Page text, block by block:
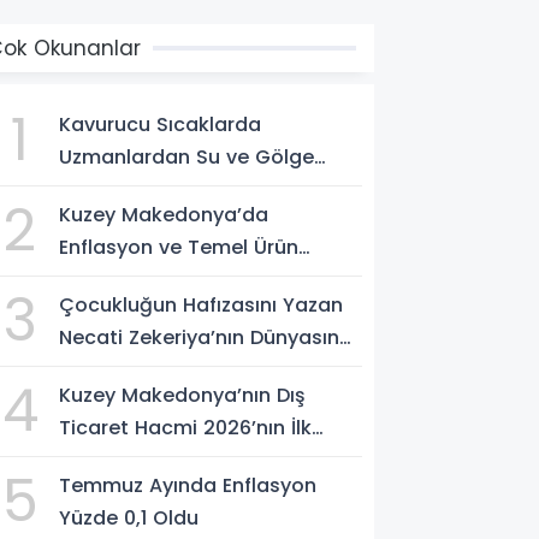
Okunanlar
1
Kavurucu Sıcaklarda
Uzmanlardan Su ve Gölge
2
Kuzey Makedonya’da
Enflasyon ve Temel Ürün
3
Çocukluğun Hafızasını Yazan
Necati Zekeriya’nın Dünyasına
4
Kuzey Makedonya’nın Dış
Ticaret Hacmi 2026’nın İlk
5
Temmuz Ayında Enflasyon
Yüzde 0,1 Oldu